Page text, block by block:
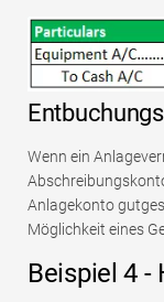
Wenn ein
Anlagekonto
Möglichkeit eines
Beispiel 4 -